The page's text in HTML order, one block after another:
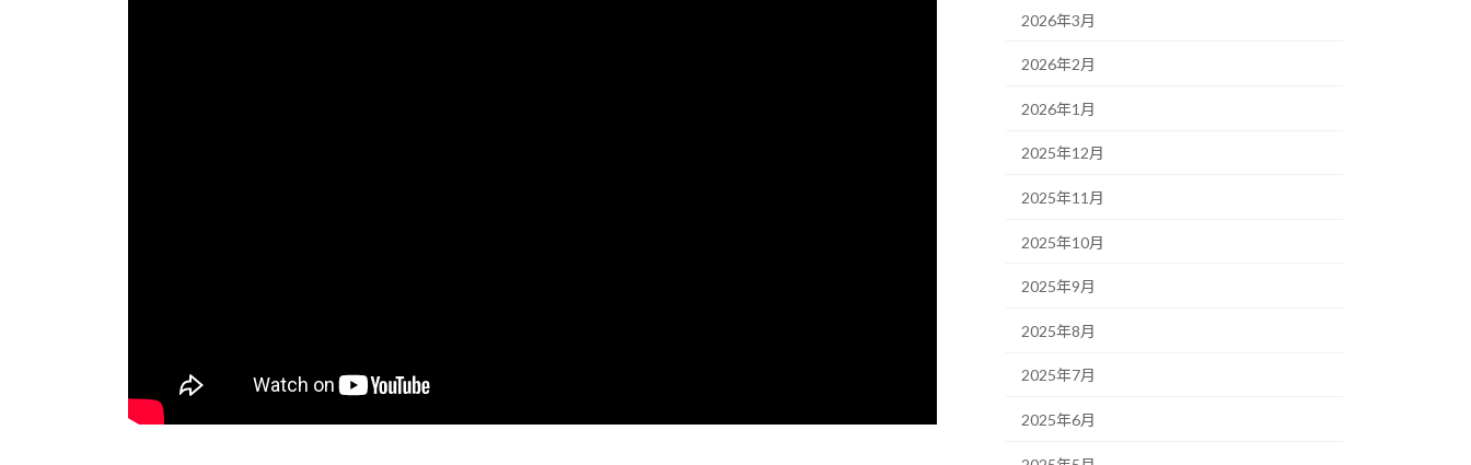
2026年3月
2026年2月
2026年1月
2025年12月
2025年11月
2025年10月
2025年9月
2025年8月
2025年7月
2025年6月